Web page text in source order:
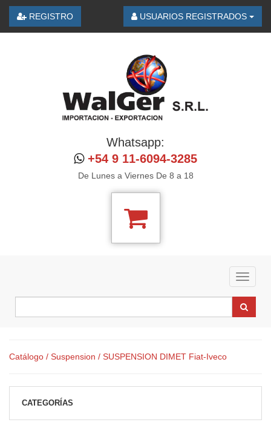
REGISTRO USUARIOS REGISTRADOS
Whatsapp:
+54 9 11-6094-3285
De Lunes a Viernes De 8 a 18
Toggle
Catálogo / Suspension / SUSPENSION DIMET Fiat-Iveco
CATEGORÍAS